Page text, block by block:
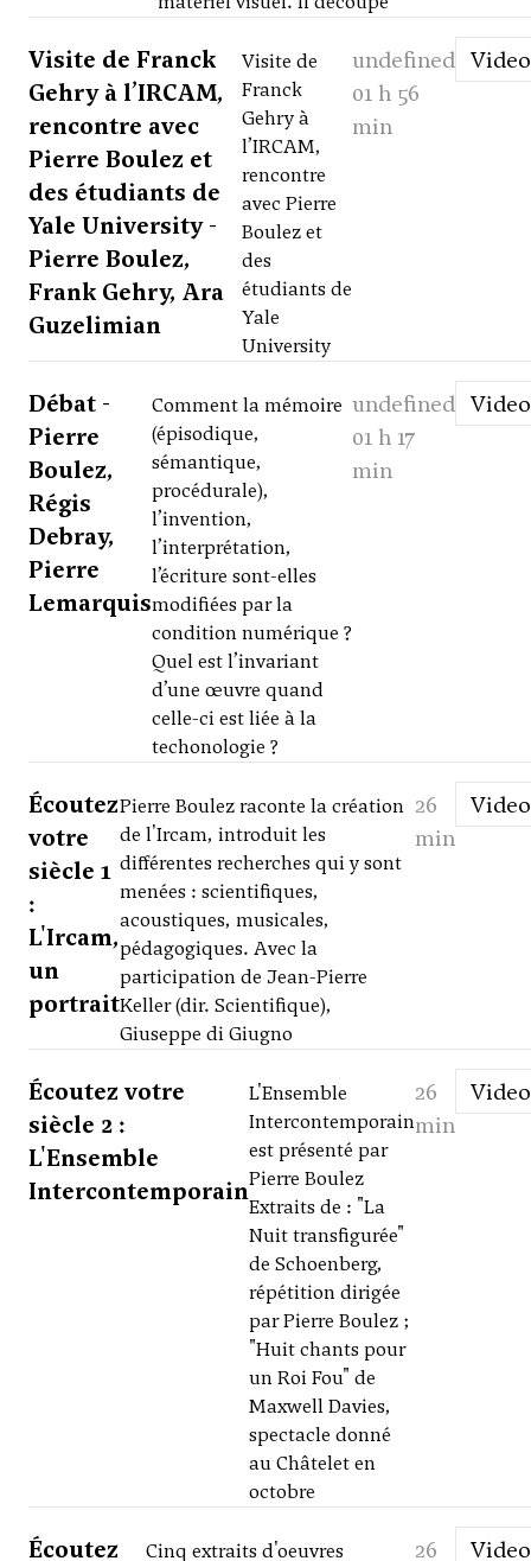
Visite de Franck
Gehry à l’IRCAM,
rencontre avec
Pierre Boulez et
des étudiants de
Yale University -
Pierre Boulez,
Frank Gehry, Ara
Guzelimian
Visite de
Franck
Gehry à
l’IRCAM,
rencontre
avec Pierre
Boulez et
des
étudiants de
Yale
University
undefined
01 h 56
min
Video
Débat -
Pierre
Boulez,
Régis
Debray,
Pierre
Lemarquis
Comment la mémoire
(épisodique,
sémantique,
procédurale),
l’invention,
l’interprétation,
l’écriture sont-elles
modifiées par la
condition numérique ?
Quel est l’invariant
d’une œuvre quand
celle-ci est liée à la
techonologie ?
undefined
01 h 17
min
Video
Écoutez
votre
siècle 1
:
L'Ircam,
un
portrait
Pierre Boulez raconte la création
de l'Ircam, introduit les
différentes recherches qui y sont
menées : scientifiques,
acoustiques, musicales,
pédagogiques. Avec la
participation de Jean-Pierre
Keller (dir. Scientifique),
Giuseppe di Giugno
26
min
Video
Écoutez votre
siècle 2 :
L'Ensemble
Intercontemporain
L'Ensemble
Intercontemporain
est présenté par
Pierre Boulez
Extraits de : "La
Nuit transfigurée"
de Schoenberg,
répétition dirigée
par Pierre Boulez ;
"Huit chants pour
un Roi Fou" de
Maxwell Davies,
spectacle donné
au Châtelet en
octobre
26
min
Video
Écoutez Cinq extraits d'oeuvres 26 Video